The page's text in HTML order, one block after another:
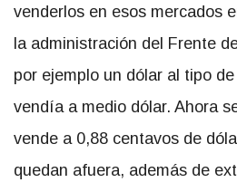
venderlos en esos mercados
la administración del Frente
por ejemplo un dólar al tipo
vendía a medio dólar. Ahora
vende a 0,88 centavos de
quedan afuera, además de